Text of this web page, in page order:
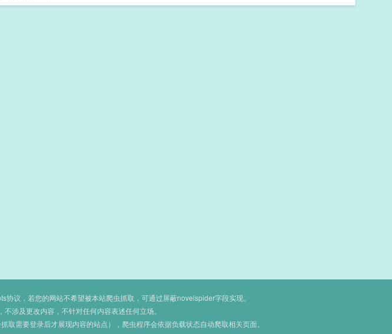
议，若您的网站不希望被本站爬虫抓取，可通过屏蔽novelspider字段实现。
涉及更改内容，不针对任何内容表述任何立场。
需要登录后才展现内容的站点），爬虫程序会依据负载状态自动爬取相关页面。